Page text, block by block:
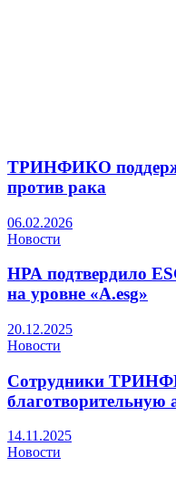
ТРИНФИКО
против рака
06.02.2026
Новости
НРА подтвердило
на уровне «A.esg»
20.12.2025
Новости
Сотрудники
благотворительную
14.11.2025
Новости